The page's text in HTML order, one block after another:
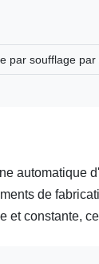
par soufflage
automatique
de
et constante,